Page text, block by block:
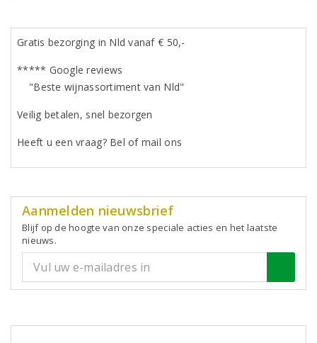
Gratis bezorging in Nld vanaf € 50,-
***** Google reviews
"Beste wijnassortiment van Nld"
Veilig betalen, snel bezorgen
Heeft u een vraag? Bel of mail ons
Aanmelden nieuwsbrief
Blijf op de hoogte van onze speciale acties en het laatste
nieuws.